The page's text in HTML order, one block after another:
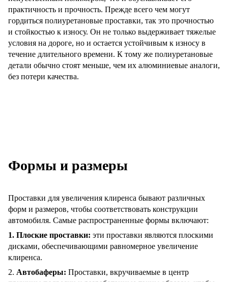
практичность и прочность. Прежде всего чем могут
гордиться полиуретановые проставки, так это прочностью
и стойкостью к износу. Он не только выдерживает тяжелые
условия на дороге, но и остается устойчивым к износу в
течение длительного времени. К тому же полиуретановые
детали обычно стоят меньше, чем их алюминиевые аналоги,
без потери качества.
Формы и размеры
Проставки для увеличения клиренса бывают различных
форм и размеров, чтобы соответствовать конструкции
автомобиля. Самые распространенные формы включают:
1. Плоские проставки: эти проставки являются плоскими
дисками, обеспечивающими равномерное увеличение
клиренса.
2. Автобаферы: Проставки, вкручиваемые в центр